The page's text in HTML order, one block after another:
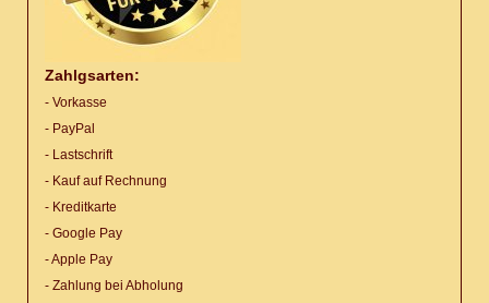
Zahlgsarten:
- Vorkasse
- PayPal
- Lastschrift
- Kauf auf Rechnung
- Kreditkarte
- Google Pay
- Apple Pay
- Zahlung bei Abholung